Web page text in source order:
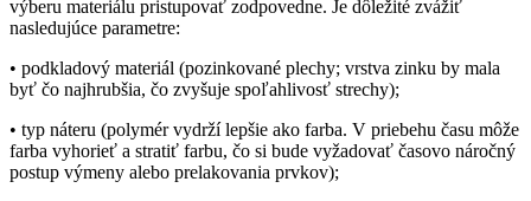
výberu materiálu pristupovať zodpovedne. Je dôležité zvážiť
nasledujúce parametre:
• podkladový materiál (pozinkované plechy; vrstva zinku by mala
byť čo najhrubšia, čo zvyšuje spoľahlivosť strechy);
• typ náteru (polymér vydrží lepšie ako farba. V priebehu času môže
farba vyhorieť a stratiť farbu, čo si bude vyžadovať časovo náročný
postup výmeny alebo prelakovania prvkov);